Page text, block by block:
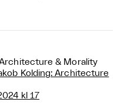
& Morality
Kolding: Architecture
kl 17